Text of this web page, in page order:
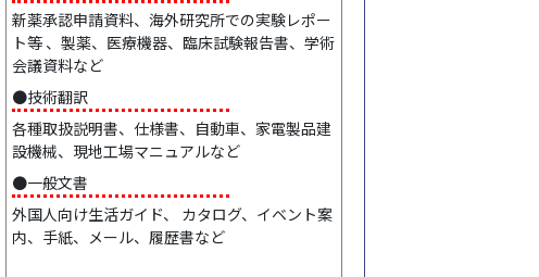
新薬承認申請資料、海外研究所での実験レポー
ト等 、製薬、医療機器、臨床試験報告書、学術
会議資料など
●技術翻訳
各種取扱説明書、仕様書、自動車、家電製品建
設機械、現地工場マニュアルなど
●一般文書
外国人向け生活ガイド、 カタログ、イベント案
内、手紙、メール、履歴書など